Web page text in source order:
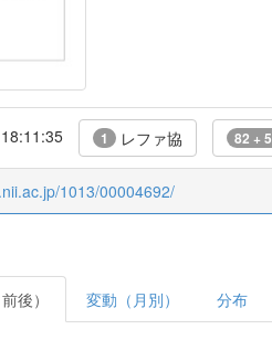
1 レファ協 82 +
1013/00004692/
後） 変動（月別） 分布